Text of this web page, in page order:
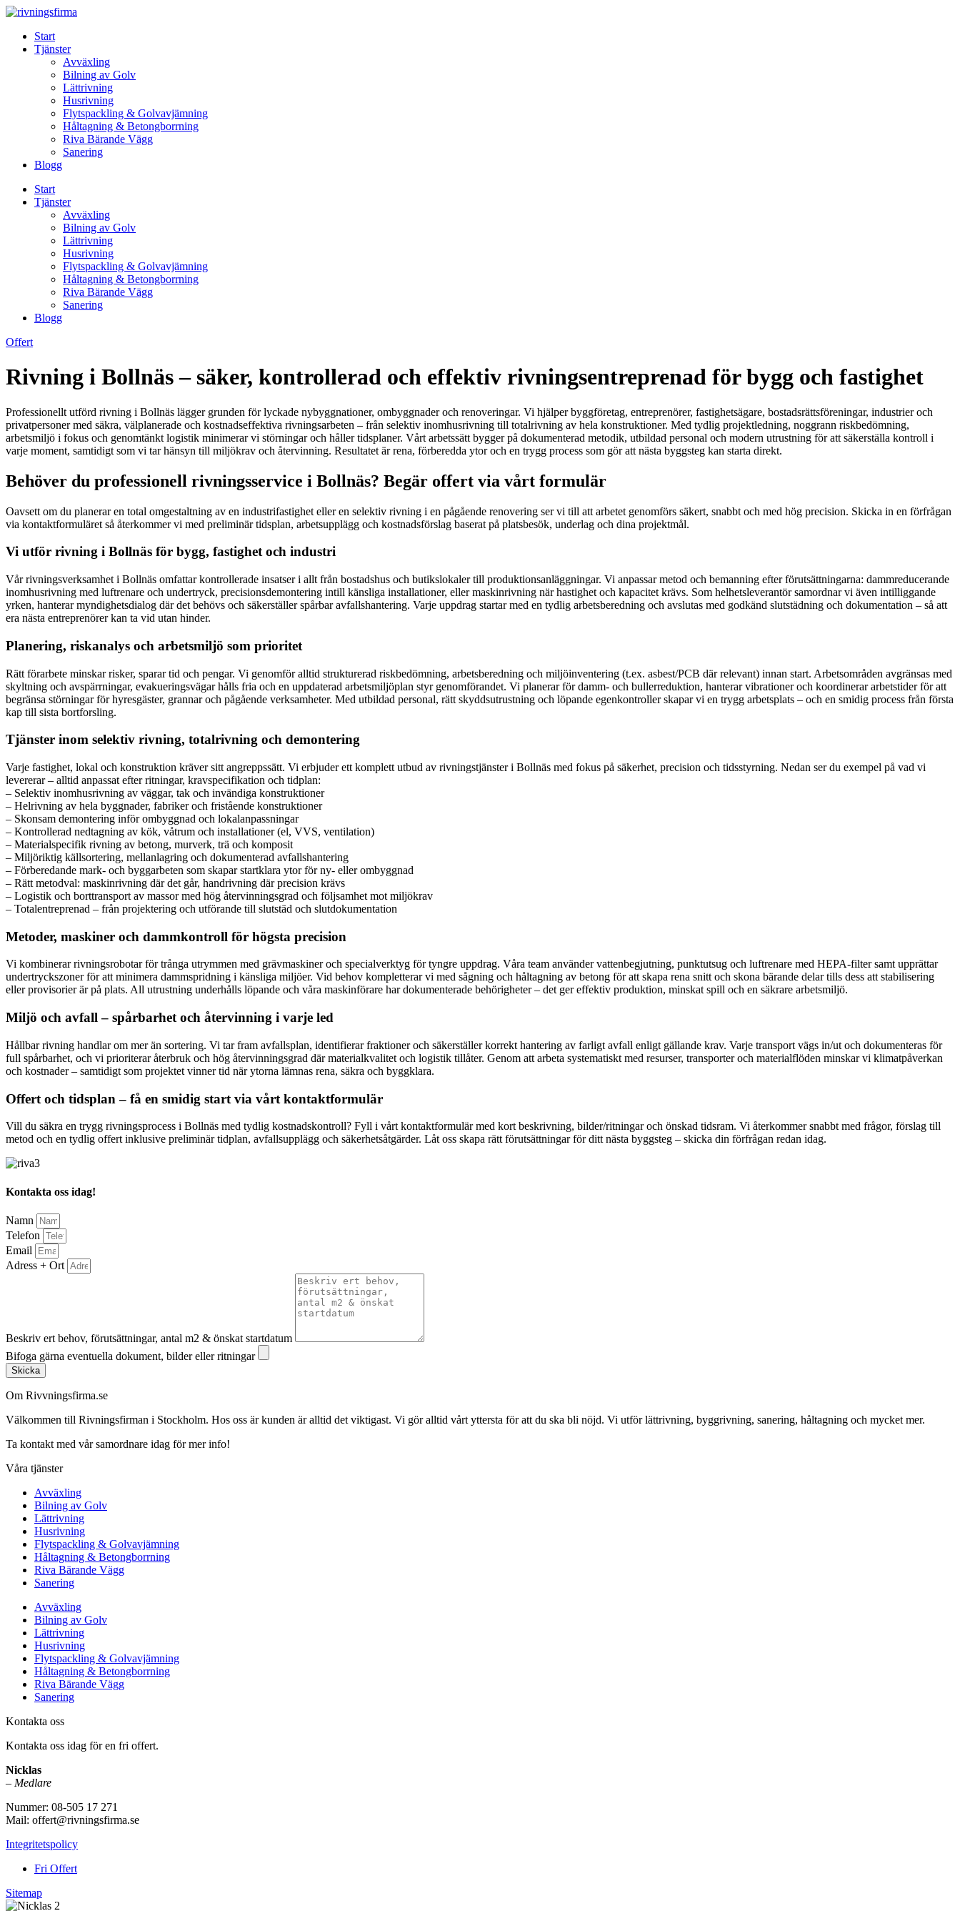
Skip
contentStart
Tjänster
Avväxling
Bilning av Golv
Lättrivning
Husrivning
Flytspackling & Golvavjämning
Håltagning & Betongborrning
Riva Bärande Vägg
Sanering
Blogg
Start
Tjänster
Avväxling
Bilning av Golv
Lättrivning
Husrivning
Flytspackling & Golvavjämning
Håltagning & Betongborrning
Riva Bärande Vägg
Sanering
Blogg
Offert
Rivning i Bollnäs – säker, kontrollerad och effektiv rivningsentreprenad för bygg och fastighet
Professionellt utförd rivning i Bollnäs lägger grunden för lyckade nybyggnationer, ombyggnader och renoveringar. Vi hjälper byggföretag, entreprenörer, fastighetsägare, bostadsrättsföreningar, industrier och
privatpersoner med säkra, välplanerade och kostnadseffektiva rivningsarbeten – från selektiv inomhusrivning till totalrivning av hela konstruktioner. Med tydlig projektledning, noggrann riskbedömning,
arbetsmiljö i fokus och genomtänkt logistik minimerar vi störningar och håller tidsplaner. Vårt arbetssätt bygger på dokumenterad metodik, utbildad personal och modern utrustning för att säkerställa kontroll i
varje moment, samtidigt som vi tar hänsyn till miljökrav och återvinning. Resultatet är rena, förberedda ytor och en trygg process som gör att nästa byggsteg kan starta direkt.
Behöver du professionell rivningsservice i Bollnäs? Begär offert via vårt formulär
Oavsett om du planerar en total omgestaltning av en industrifastighet eller en selektiv rivning i en pågående renovering ser vi till att arbetet genomförs säkert, snabbt och med hög precision. Skicka in en förfrågan
via kontaktformuläret så återkommer vi med preliminär tidsplan, arbetsupplägg och kostnadsförslag baserat på platsbesök, underlag och dina projektmål.
Vi utför rivning i Bollnäs för bygg, fastighet och industri
Vår rivningsverksamhet i Bollnäs omfattar kontrollerade insatser i allt från bostadshus och butikslokaler till produktionsanläggningar. Vi anpassar metod och bemanning efter förutsättningarna: dammreducerande
inomhusrivning med luftrenare och undertryck, precisionsdemontering intill känsliga installationer, eller maskinrivning när hastighet och kapacitet krävs. Som helhetsleverantör samordnar vi även intilliggande
yrken, hanterar myndighetsdialog där det behövs och säkerställer spårbar avfallshantering. Varje uppdrag startar med en tydlig arbetsberedning och avslutas med godkänd slutstädning och dokumentation – så att
era nästa entreprenörer kan ta vid utan hinder.
Planering, riskanalys och arbetsmiljö som prioritet
Rätt förarbete minskar risker, sparar tid och pengar. Vi genomför alltid strukturerad riskbedömning, arbetsberedning och miljöinventering (t.ex. asbest/PCB där relevant) innan start. Arbetsområden avgränsas med
skyltning och avspärrningar, evakueringsvägar hålls fria och en uppdaterad arbetsmiljöplan styr genomförandet. Vi planerar för damm- och bullerreduktion, hanterar vibrationer och koordinerar arbetstider för att
begränsa störningar för hyresgäster, grannar och pågående verksamheter. Med utbildad personal, rätt skyddsutrustning och löpande egenkontroller skapar vi en trygg arbetsplats – och en smidig process från första
kap till sista bortforsling.
Tjänster inom selektiv rivning, totalrivning och demontering
Varje fastighet, lokal och konstruktion kräver sitt angreppssätt. Vi erbjuder ett komplett utbud av rivningstjänster i Bollnäs med fokus på säkerhet, precision och tidsstyrning. Nedan ser du exempel på vad vi
levererar – alltid anpassat efter ritningar, kravspecifikation och tidplan:
– Selektiv inomhusrivning av väggar, tak och invändiga konstruktioner
– Helrivning av hela byggnader, fabriker och fristående konstruktioner
– Skonsam demontering inför ombyggnad och lokalanpassningar
– Kontrollerad nedtagning av kök, våtrum och installationer (el, VVS, ventilation)
– Materialspecifik rivning av betong, murverk, trä och komposit
– Miljöriktig källsortering, mellanlagring och dokumenterad avfallshantering
– Förberedande mark- och byggarbeten som skapar startklara ytor för ny- eller ombyggnad
– Rätt metodval: maskinrivning där det går, handrivning där precision krävs
– Logistik och borttransport av massor med hög återvinningsgrad och följsamhet mot miljökrav
– Totalentreprenad – från projektering och utförande till slutstäd och slutdokumentation
Metoder, maskiner och dammkontroll för högsta precision
Vi kombinerar rivningsrobotar för trånga utrymmen med grävmaskiner och specialverktyg för tyngre uppdrag. Våra team använder vattenbegjutning, punktutsug och luftrenare med HEPA-filter samt upprättar
undertryckszoner för att minimera dammspridning i känsliga miljöer. Vid behov kompletterar vi med sågning och håltagning av betong för att skapa rena snitt och skona bärande delar tills dess att stabilisering
eller provisorier är på plats. All utrustning underhålls löpande och våra maskinförare har dokumenterade behörigheter – det ger effektiv produktion, minskat spill och en säkrare arbetsmiljö.
Miljö och avfall – spårbarhet och återvinning i varje led
Hållbar rivning handlar om mer än sortering. Vi tar fram avfallsplan, identifierar fraktioner och säkerställer korrekt hantering av farligt avfall enligt gällande krav. Varje transport vägs in/ut och dokumenteras för
full spårbarhet, och vi prioriterar återbruk och hög återvinningsgrad där materialkvalitet och logistik tillåter. Genom att arbeta systematiskt med resurser, transporter och materialflöden minskar vi klimatpåverkan
och kostnader – samtidigt som projektet vinner tid när ytorna lämnas rena, säkra och byggklara.
Offert och tidsplan – få en smidig start via vårt kontaktformulär
Vill du säkra en trygg rivningsprocess i Bollnäs med tydlig kostnadskontroll? Fyll i vårt kontaktformulär med kort beskrivning, bilder/ritningar och önskad tidsram. Vi återkommer snabbt med frågor, förslag till
metod och en tydlig offert inklusive preliminär tidplan, avfallsupplägg och säkerhetsåtgärder. Låt oss skapa rätt förutsättningar för ditt nästa byggsteg – skicka din förfrågan redan idag.
Kontakta oss idag!
Namn
Telefon
Email
Adress + Ort
Beskriv ert behov, förutsättningar, antal m2 & önskat startdatum
Bifoga gärna eventuella dokument, bilder eller ritningar
Skicka
Om Rivvningsfirma.se
Välkommen till Rivningsfirman i Stockholm. Hos oss är kunden är alltid det viktigast. Vi gör alltid vårt yttersta för att du ska bli nöjd. Vi utför lättrivning, byggrivning, sanering, håltagning och mycket mer.
Ta kontakt med vår samordnare idag för mer info!
Våra tjänster
Avväxling
Bilning av Golv
Lättrivning
Husrivning
Flytspackling & Golvavjämning
Håltagning & Betongborrning
Riva Bärande Vägg
Sanering
Avväxling
Bilning av Golv
Lättrivning
Husrivning
Flytspackling & Golvavjämning
Håltagning & Betongborrning
Riva Bärande Vägg
Sanering
Kontakta oss
Kontakta oss idag för en fri offert.
Nicklas
– Medlare
Nummer: 08-505 17 271
Mail: offert@rivningsfirma.se
Integritetspolicy
Fri Offert
Sitemap